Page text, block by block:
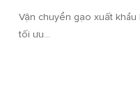
Vận chuyển gạo xuất
tối ưu…